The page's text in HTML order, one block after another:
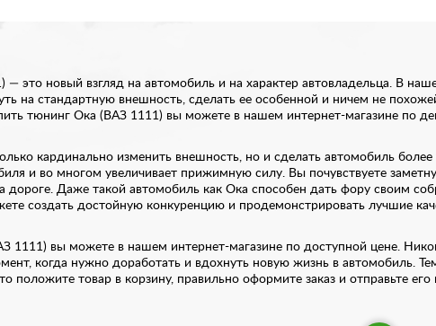
— это новый взгляд на автомобиль и на характер автовладельца. В
на стандартную внешность, сделать ее особенной и ничем не
тюнинг Ока (ВАЗ 1111) вы можете в нашем интернет-магазине по
кардинально изменить внешность, но и сделать автомобиль
и во многом увеличивает прижимную силу. Вы почувствуете
дороге. Даже такой автомобиль как Ока способен дать фору своим
создать достойную конкуренцию и продемонстрировать лучшие
1111) вы можете в нашем интернет-магазине по доступной цене.
когда нужно доработать и вдохнуть новую жизнь в автомобиль.
положите товар в корзину, правильно оформите заказ и отправьте